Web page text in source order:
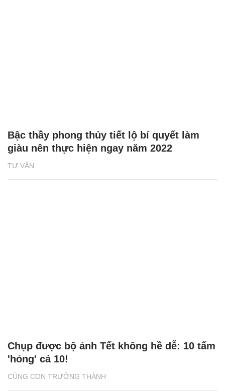
TƯ VẤN
Bậc thầy phong thủy tiết lộ bí quyết làm
giàu nên thực hiện ngay năm 2022
CÙNG CON TRƯỞNG THÀNH
Chụp được bộ ảnh Tết không hề dễ: 10 tấm
'hỏng' cả 10!